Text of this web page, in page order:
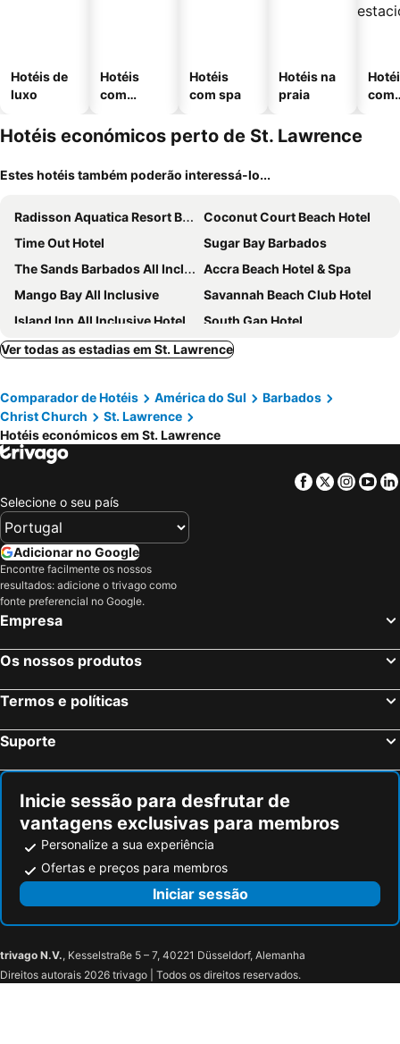
Hotéis de
luxo
Hotéis
com
Hotéis
com spa
Hotéis na
praia
com
Hotéis económicos perto de St. Lawrence
Estes hotéis também poderão interessá-lo...
Radisson Aquatica Resort Barbados
Coconut Court Beach Hotel
Time Out Hotel
Sugar Bay Barbados
The Sands Barbados All Inclusive
Accra Beach Hotel & Spa
Mango Bay All Inclusive
Savannah Beach Club Hotel
Island Inn All Inclusive Hotel
South Gap Hotel
Butterfly Beach Hotel
South Point Hotel
Rostrevor Hotel
Hôtel Le Roy
Yellow Bird Hotel
Bougainvillea Barbados
Ocean Spray Beach Apartments
All Seasons Resort
Sandals Royal Barbados
Concierge Collection at O2 Beach Club & Spa by Ocean Hotels
Harlem B & B
Sandals Barbados All Inclusive - Couples Only
Pirate's Inn
Hotel Indigo Bridgetown Barbados By Ihg
Courtyard by Marriott Bridgetown, Barbados
The Abidah By Accra
We Stay Well Sanctuary Barbados - Wellness in Paradise
Hotel Discovery Bay by Rex Resorts
ECO Lifestyle & Lodge
Santosha Barbados
Ver todas as estadias em St. Lawrence
Comparador de Hotéis América do Sul
Barbados
Christ Church
St. Lawrence
Hotéis económicos em St. Lawrence
Facebook
Twitter
Selecione o seu país
Adicionar no Google
Encontre facilmente os nossos
resultados: adicione o trivago como
fonte preferencial no Google.
Empresa
Os nossos produtos
Termos e políticas
Suporte
Inicie sessão para desfrutar de
vantagens exclusivas para membros
Personalize a sua experiência
Ofertas e preços para membros
Iniciar sessão
trivago N.V., Kesselstraße 5 – 7, 40221 Düsseldorf, Alemanha
Direitos autorais 2026 trivago | Todos os direitos reservados.